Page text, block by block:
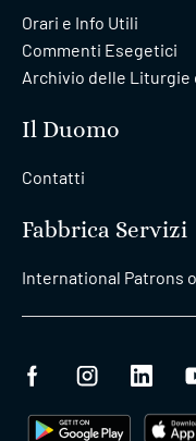
Orari e Info Utili
Commenti Esegetici
Archivio delle Liturgie
Il Duomo
Contatti
Fabbrica Servizi
International Patrons